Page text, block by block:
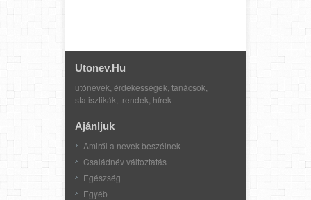
Utonev.hu
utónevek, érdekességek, tanácsok,
statisztikák, trendek, hírek
Ajánljuk
Amiről a nevek beszélnek
Családnév változtatás
Egészség
Egyéb